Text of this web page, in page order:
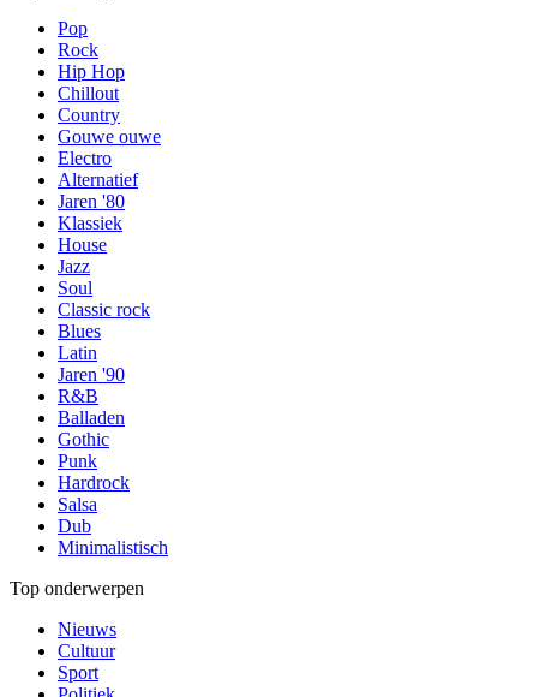
Pop
Rock
Hip Hop
Chillout
Country
Gouwe ouwe
Electro
Alternatief
Jaren '80
Klassiek
House
Jazz
Soul
Classic rock
Blues
Latin
Jaren '90
R&B
Balladen
Gothic
Punk
Hardrock
Salsa
Dub
Minimalistisch
Top onderwerpen
Nieuws
Cultuur
Sport